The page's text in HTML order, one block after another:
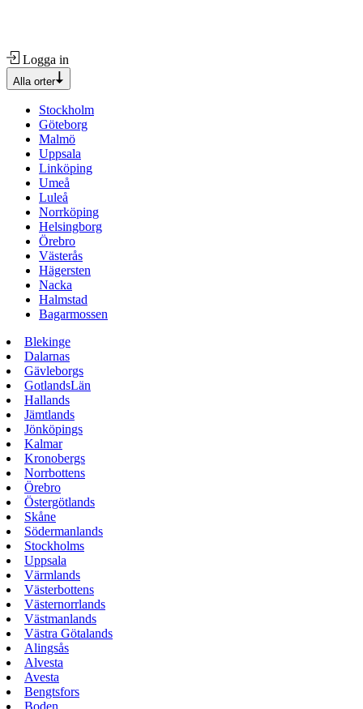
Logga in
Alla orter
Stockholm
Göteborg
Malmö
Uppsala
Linköping
Umeå
Luleå
Norrköping
Helsingborg
Örebro
Västerås
Hägersten
Nacka
Halmstad
Bagarmossen
Blekinge
Dalarnas
Gävleborgs
GotlandsLän
Hallands
Jämtlands
Jönköpings
Kalmar
Kronobergs
Norrbottens
Örebro
Östergötlands
Skåne
Södermanlands
Stockholms
Uppsala
Värmlands
Västerbottens
Västernorrlands
Västmanlands
Västra Götalands
Alingsås
Alvesta
Avesta
Bengtsfors
Boden